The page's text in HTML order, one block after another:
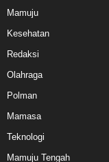
Mamuju
Kesehatan
Redaksi
Olahraga
Polman
Mamasa
Teknologi
Mamuju Tengah